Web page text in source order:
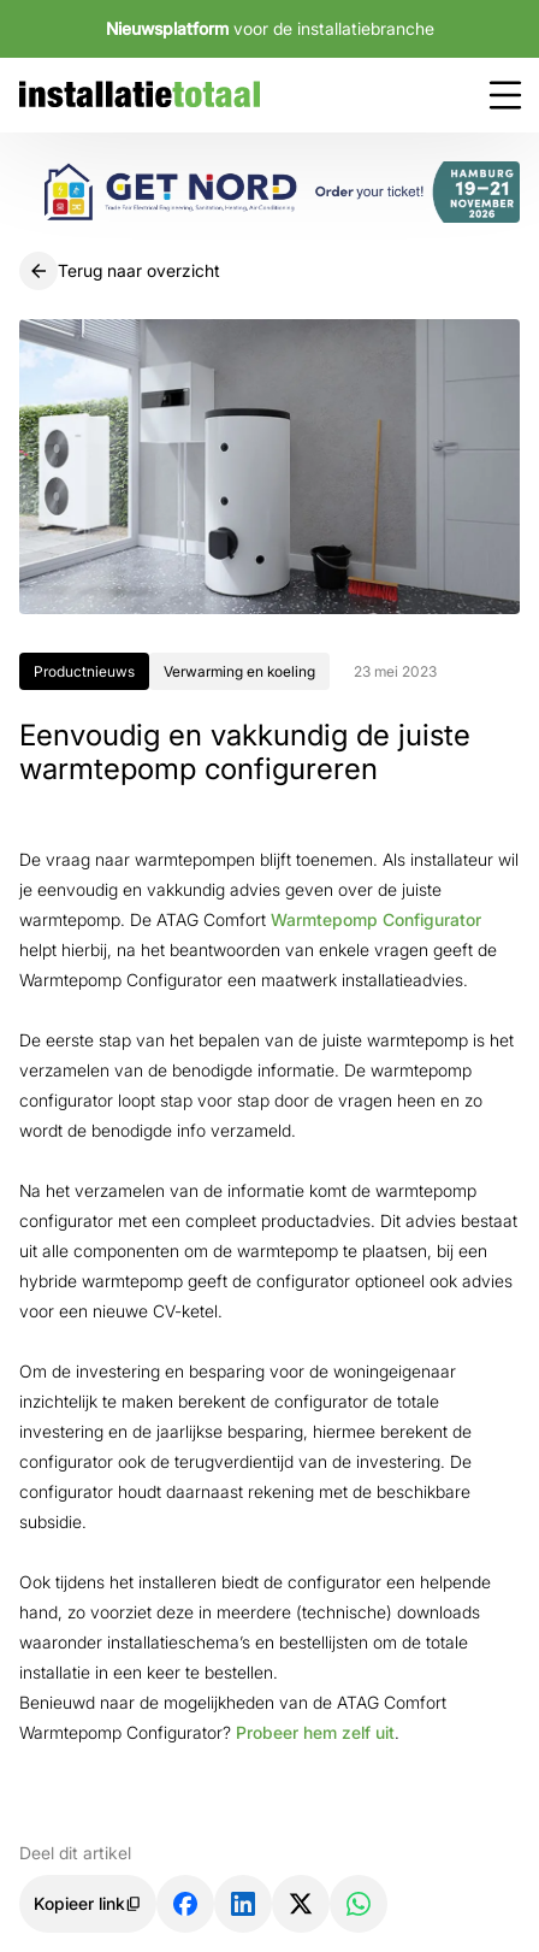
Nieuwsplatform voor de installatiebranche
Terug naar overzicht
Productnieuws Verwarming en koeling 23 mei 2023
Eenvoudig en vakkundig de juiste
warmtepomp configureren
De vraag naar warmtepompen blijft toenemen. Als installateur wil
je eenvoudig en vakkundig advies geven over de juiste
warmtepomp. De ATAG Comfort Warmtepomp Configurator
helpt hierbij, na het beantwoorden van enkele vragen geeft de
Warmtepomp Configurator een maatwerk installatieadvies.
De eerste stap van het bepalen van de juiste warmtepomp is het
verzamelen van de benodigde informatie. De warmtepomp
configurator loopt stap voor stap door de vragen heen en zo
wordt de benodigde info verzameld.
Na het verzamelen van de informatie komt de warmtepomp
configurator met een compleet productadvies. Dit advies bestaat
uit alle componenten om de warmtepomp te plaatsen, bij een
hybride warmtepomp geeft de configurator optioneel ook advies
voor een nieuwe CV-ketel.
Om de investering en besparing voor de woningeigenaar
inzichtelijk te maken berekent de configurator de totale
investering en de jaarlijkse besparing, hiermee berekent de
configurator ook de terugverdientijd van de investering. De
configurator houdt daarnaast rekening met de beschikbare
subsidie.
Ook tijdens het installeren biedt de configurator een helpende
hand, zo voorziet deze in meerdere (technische) downloads
waaronder installatieschema’s en bestellijsten om de totale
installatie in een keer te bestellen.
Benieuwd naar de mogelijkheden van de ATAG Comfort
Warmtepomp Configurator? Probeer hem zelf uit.
Deel dit artikel
Kopieer link